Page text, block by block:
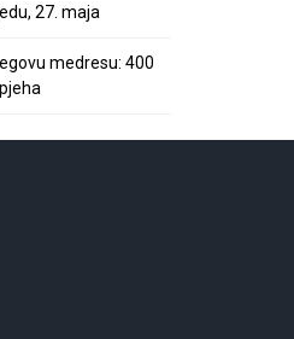
27. maja
medresu: 400